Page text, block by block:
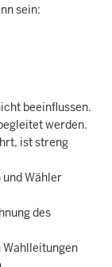
sein:
beeinflussen.
werden.
ist streng
Wähler
des